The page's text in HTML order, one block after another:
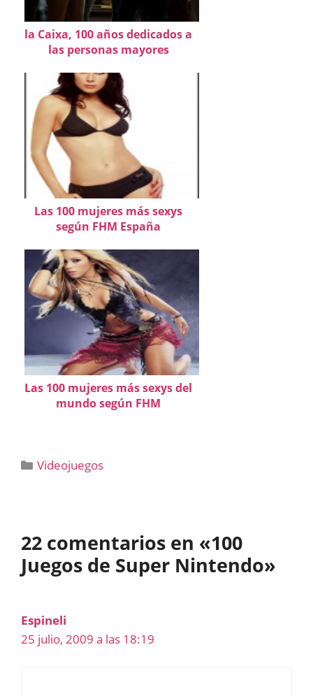
la Caixa, 100 años dedicados a
las personas mayores
Las 100 mujeres más sexys
según FHM España
Las 100 mujeres más sexys del
mundo según FHM
Categorías
Videojuegos
22 comentarios en «100
Juegos de Super Nintendo»
Espineli
25 julio, 2009 a las 18:19